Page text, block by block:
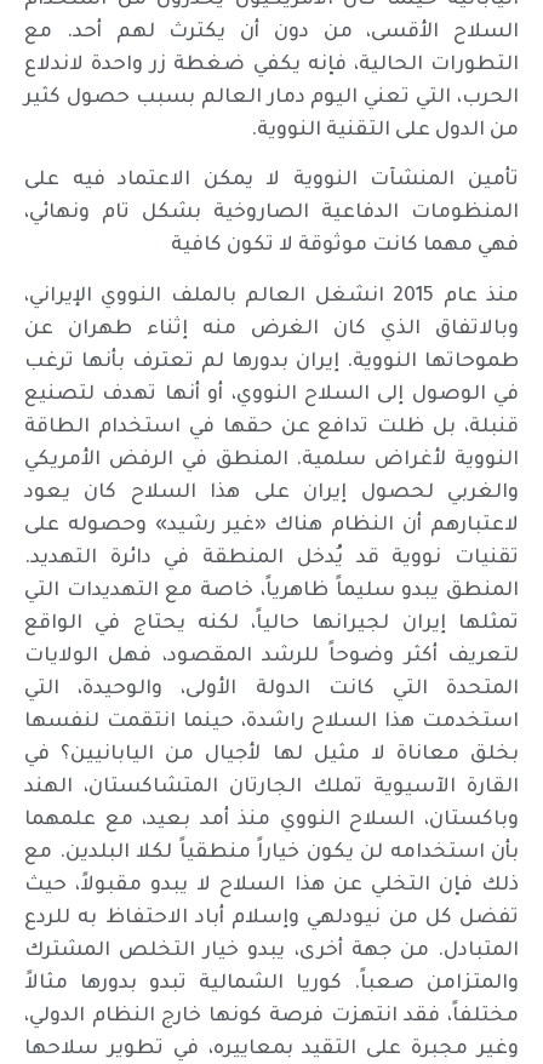
السلاح الأقسى، من دون أن يكترث لهم أحد. مع
التطورات الحالية، فإنه يكفي ضغطة زر واحدة لاندلاع
الحرب، التي تعني اليوم دمار العالم بسبب حصول كثير
من الدول على التقنية النووية.
تأمين المنشآت النووية لا يمكن الاعتماد فيه على
المنظومات الدفاعية الصاروخية بشكل تام ونهائي،
فهي مهما كانت موثوقة لا تكون كافية
منذ عام 2015 انشغل العالم بالملف النووي الإيراني،
وبالاتفاق الذي كان الغرض منه إثناء طهران عن
طموحاتها النووية. إيران بدورها لم تعترف بأنها ترغب
في الوصول إلى السلاح النووي، أو أنها تهدف لتصنيع
قنبلة، بل ظلت تدافع عن حقها في استخدام الطاقة
النووية لأغراض سلمية. المنطق في الرفض الأمريكي
والغربي لحصول إيران على هذا السلاح كان يعود
لاعتبارهم أن النظام هناك «غير رشيد» وحصوله على
تقنيات نووية قد يُدخل المنطقة في دائرة التهديد.
المنطق يبدو سليماً ظاهرياً، خاصة مع التهديدات التي
تمثلها إيران لجيرانها حالياً، لكنه يحتاج في الواقع
لتعريف أكثر وضوحاً للرشد المقصود، فهل الولايات
المتحدة التي كانت الدولة الأولى، والوحيدة، التي
استخدمت هذا السلاح راشدة، حينما انتقمت لنفسها
بخلق معاناة لا مثيل لها لأجيال من اليابانيين؟ في
القارة الآسيوية تملك الجارتان المتشاكستان، الهند
وباكستان، السلاح النووي منذ أمد بعيد، مع علمهما
بأن استخدامه لن يكون خياراً منطقياً لكلا البلدين. مع
ذلك فإن التخلي عن هذا السلاح لا يبدو مقبولاً، حيث
تفضل كل من نيودلهي وإسلام أباد الاحتفاظ به للردع
المتبادل. من جهة أخرى، يبدو خيار التخلص المشترك
والمتزامن صعباً. كوريا الشمالية تبدو بدورها مثالاً
مختلفاً، فقد انتهزت فرصة كونها خارج النظام الدولي،
وغير مجبرة على التقيد بمعاييره، في تطوير سلاحها